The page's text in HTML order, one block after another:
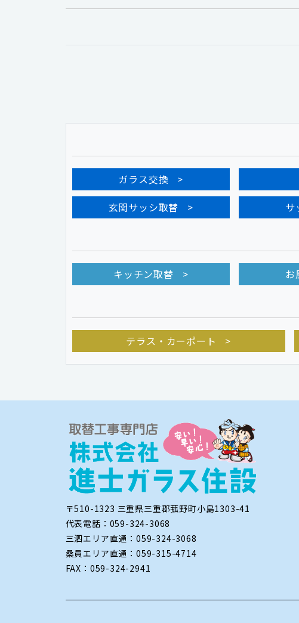
ガラス交換
玄関サッシ取替
サ
キッチン取替 お
テラス・カーポート
〒510-1323 三重県三重郡菰野町小島1303-41
代表電話：059-324-3068
三泗エリア直通：059-324-3068
桑員エリア直通：059-315-4714
FAX：059-324-2941